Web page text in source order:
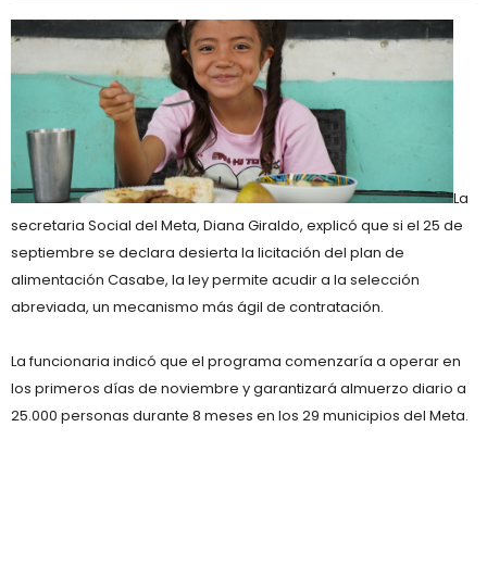
La
secretaria Social del Meta, Diana Giraldo, explicó que si el 25 de
septiembre se declara desierta la licitación del plan de
alimentación Casabe, la ley permite acudir a la selección
abreviada, un mecanismo más ágil de contratación.
La funcionaria indicó que el programa comenzaría a operar en
los primeros días de noviembre y garantizará almuerzo diario a
25.000 personas durante 8 meses en los 29 municipios del Meta.